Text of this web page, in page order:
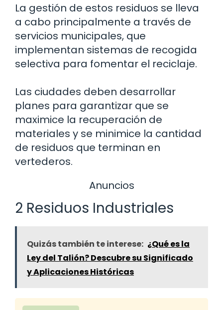
La gestión de estos residuos se lleva
a cabo principalmente a través de
servicios municipales, que
implementan sistemas de recogida
selectiva para fomentar el reciclaje.
Las ciudades deben desarrollar
planes para garantizar que se
maximice la recuperación de
materiales y se minimice la cantidad
de residuos que terminan en
vertederos.
Anuncios
2 Residuos Industriales
Quizás también te interese: ¿Qué es la
Ley del Talión? Descubre su Significado
y Aplicaciones Históricas